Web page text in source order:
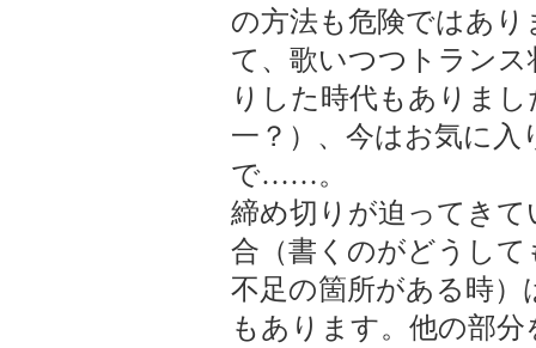
の方法も危険ではあ
て、歌いつつトラン
りした時代もありま
一？）、今はお気に
で……。
締め切りが迫ってき
合（書くのがどうし
不足の箇所がある時
もあります。他の部